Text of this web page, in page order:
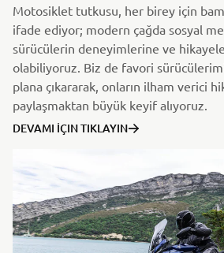
Motosiklet tutkusu, her birey için
ifade ediyor; modern çağda sosyal
sürücülerin deneyimlerine ve
olabiliyoruz. Biz de favori
plana çıkararak, onların ilham verici
paylaşmaktan büyük keyif alıyoruz.
DEVAMI İÇIN TIKLAYIN